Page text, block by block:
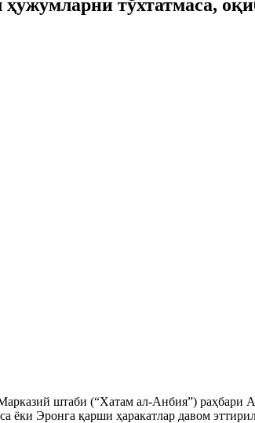
тўхтатмаса,
штаби (“Хатам ал-Анбия”) раҳбари
ёки Эронга қарши ҳаракатлар давом